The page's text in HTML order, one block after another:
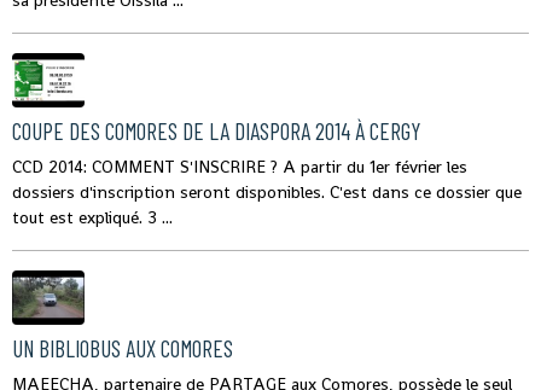
COUPE DES COMORES DE LA DIASPORA 2014 À CERGY
CCD 2014: COMMENT S'INSCRIRE ? A partir du 1er février les
dossiers d'inscription seront disponibles. C'est dans ce dossier que
tout est expliqué. 3 ...
UN BIBLIOBUS AUX COMORES
MAEECHA, partenaire de PARTAGE aux Comores, possède le seul